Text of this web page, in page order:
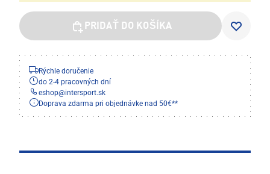
PRIDAŤ DO KOŠÍKA
Rýchle doručenie
do 2-4 pracovných dní
eshop@intersport.sk
Doprava zdarma pri objednávke nad 50€**